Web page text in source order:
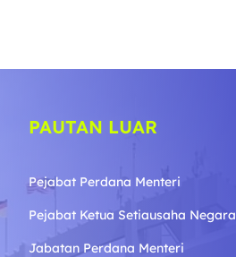
PAUTAN LUAR
Pejabat Perdana Menteri
Pejabat Ketua Setiausaha Negara
Jabatan Perdana Menteri